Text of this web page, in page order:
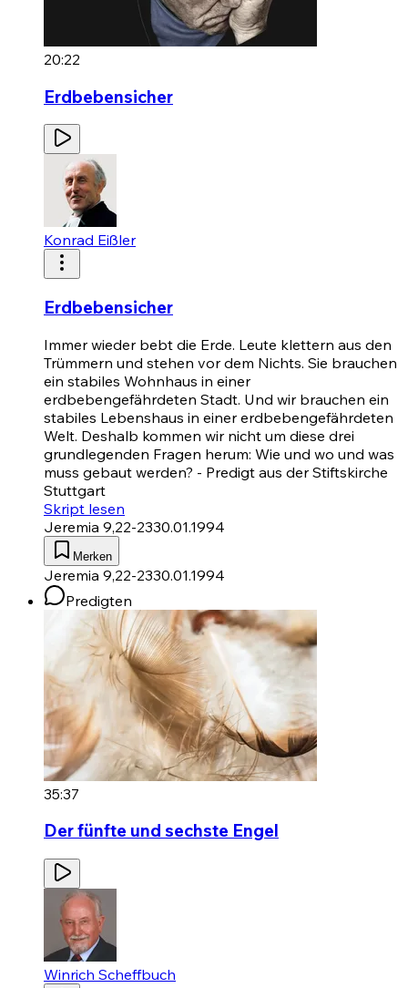
20:22
Erdbebensicher
Konrad Eißler
Erdbebensicher
Immer wieder bebt die Erde. Leute klettern aus den
Trümmern und stehen vor dem Nichts. Sie brauchen
ein stabiles Wohnhaus in einer
erdbebengefährdeten Stadt. Und wir brauchen ein
stabiles Lebenshaus in einer erdbebengefährdeten
Welt. Deshalb kommen wir nicht um diese drei
grundlegenden Fragen herum: Wie und wo und was
muss gebaut werden? - Predigt aus der Stiftskirche
Stuttgart
Skript lesen
Jeremia 9,22-2330.01.1994
Merken
Jeremia 9,22-2330.01.1994
Predigten
35:37
Der fünfte und sechste Engel
Winrich Scheffbuch